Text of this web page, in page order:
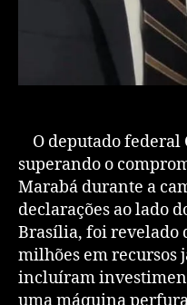
O deputado federal
superando o
Marabá durante a
declarações ao lado
Brasília, foi revelado
milhões em recursos
incluíram